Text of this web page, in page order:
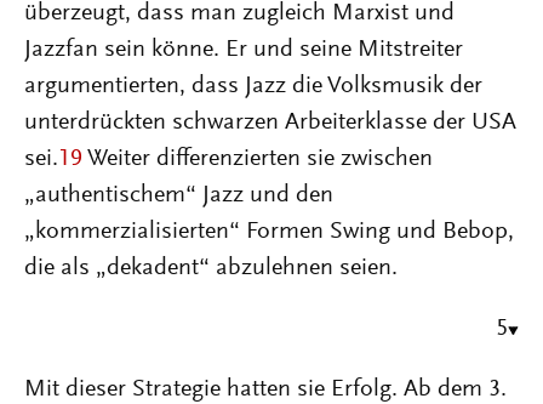
überzeugt, dass man zugleich Marxist und
Jazzfan sein könne. Er und seine Mitstreiter
argumentierten, dass Jazz die Volksmusik der
unterdrückten schwarzen Arbeiterklasse der USA
sei. 19 Weiter differenzierten sie zwischen
„authentischem“ Jazz und den
„kommerzialisierten“ Formen Swing und Bebop,
die als „dekadent“ abzulehnen seien.
5
Mit dieser Strategie hatten sie Erfolg. Ab dem 3.